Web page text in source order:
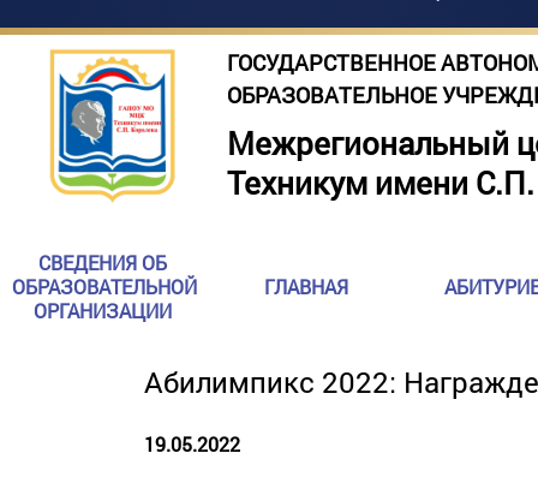
ГОСУДАРСТВЕННОЕ
ОБРАЗОВАТЕЛЬНОЕ
Межрегиональный
Техникум имени
СВЕДЕНИЯ ОБ
ОБРАЗОВАТЕЛЬНОЙ
ОРГАНИЗАЦИИ
ГЛАВНАЯ
Абилимпикс 2022:
19.05.2022